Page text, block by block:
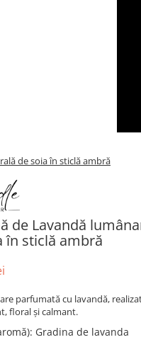
de soia în sticlă ambră
de Lavandă
în sticlă ambră
parfumată cu lavandă,
floral și calmant.
: Gradina de lavanda